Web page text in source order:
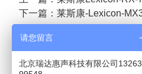
下一篇：莱斯康-Lexicon-
请您留言
北京瑞达惠声科技有限公司